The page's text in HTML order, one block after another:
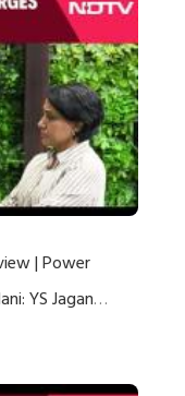
| Power
YS Jagan